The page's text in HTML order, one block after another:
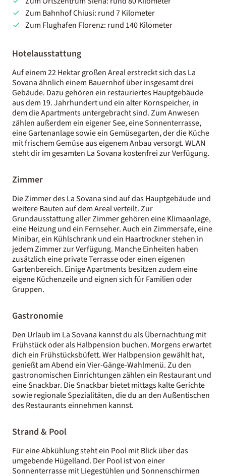
Zum Bahnhof Chiusi: rund 7 Kilometer
Zum Flughafen Florenz: rund 140 Kilometer
Hotelausstattung
Auf einem 22 Hektar großen Areal erstreckt sich das La
Sovana ähnlich einem Bauernhof über insgesamt drei
Gebäude. Dazu gehören ein restauriertes Hauptgebäude
aus dem 19. Jahrhundert und ein alter Kornspeicher, in
dem die Apartments untergebracht sind. Zum Anwesen
zählen außerdem ein eigener See, eine Sonnenterrasse,
eine Gartenanlage sowie ein Gemüsegarten, der die Küche
mit frischem Gemüse aus eigenem Anbau versorgt. WLAN
steht dir im gesamten La Sovana kostenfrei zur Verfügung.
Zimmer
Die Zimmer des La Sovana sind auf das Hauptgebäude und
weitere Bauten auf dem Areal verteilt. Zur
Grundausstattung aller Zimmer gehören eine Klimaanlage,
eine Heizung und ein Fernseher. Auch ein Zimmersafe, eine
Minibar, ein Kühlschrank und ein Haartrockner stehen in
jedem Zimmer zur Verfügung. Manche Einheiten haben
zusätzlich eine private Terrasse oder einen eigenen
Gartenbereich. Einige Apartments besitzen zudem eine
eigene Küchenzeile und eignen sich für Familien oder
Gruppen.
Gastronomie
Den Urlaub im La Sovana kannst du als Übernachtung mit
Frühstück oder als Halbpension buchen. Morgens erwartet
dich ein Frühstücksbüfett. Wer Halbpension gewählt hat,
genießt am Abend ein Vier-Gänge-Wahlmenü. Zu den
gastronomischen Einrichtungen zählen ein Restaurant und
eine Snackbar. Die Snackbar bietet mittags kalte Gerichte
sowie regionale Spezialitäten, die du an den Außentischen
des Restaurants einnehmen kannst.
Strand & Pool
Für eine Abkühlung steht ein Pool mit Blick über das
umgebende Hügelland. Der Pool ist von einer
Sonnenterrasse mit Liegestühlen und Sonnenschirmen